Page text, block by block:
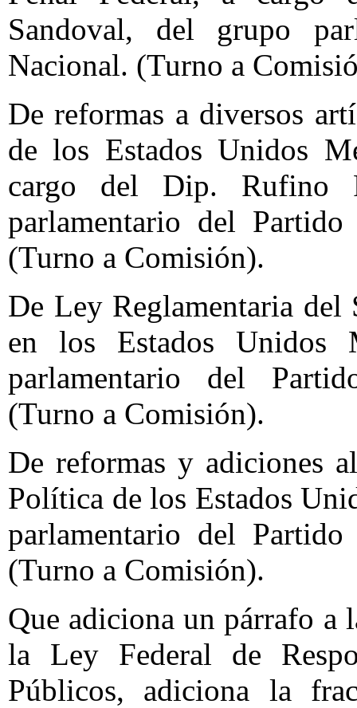
Sandoval, del grupo
Nacional. (Turno a
De reformas a diversos
de los Estados Unidos
cargo del Dip. Rufino
parlamentario del
(Turno a Comisión).
De Ley Reglamentaria
en los Estados Unidos
parlamentario del
(Turno a Comisión).
De reformas y adiciones
Política de los Estados
parlamentario del
(Turno a Comisión).
Que adiciona un párrafo
la Ley Federal de
Públicos, adiciona la